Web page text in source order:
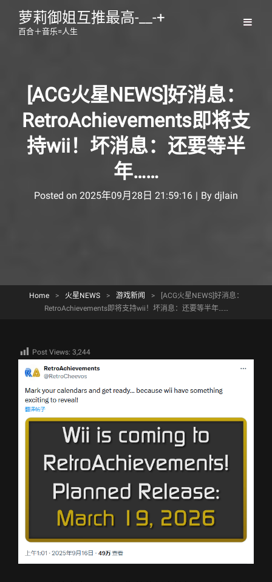
萝莉御姐互推最高-__-+
百合＋音乐=人生
[ACG火星NEWS]好消息：
RetroAchievements即将支
持wii！坏消息：还要等半
年……
Posted on 2025年09月28日 21:59:16 | By Byline
djlain
Home > 火星NEWS > 游戏新闻 >
[ACG火星NEWS]好消息：
RetroAchievements即将支持wii！坏消息：还要等半年……
Post Views: 3,244